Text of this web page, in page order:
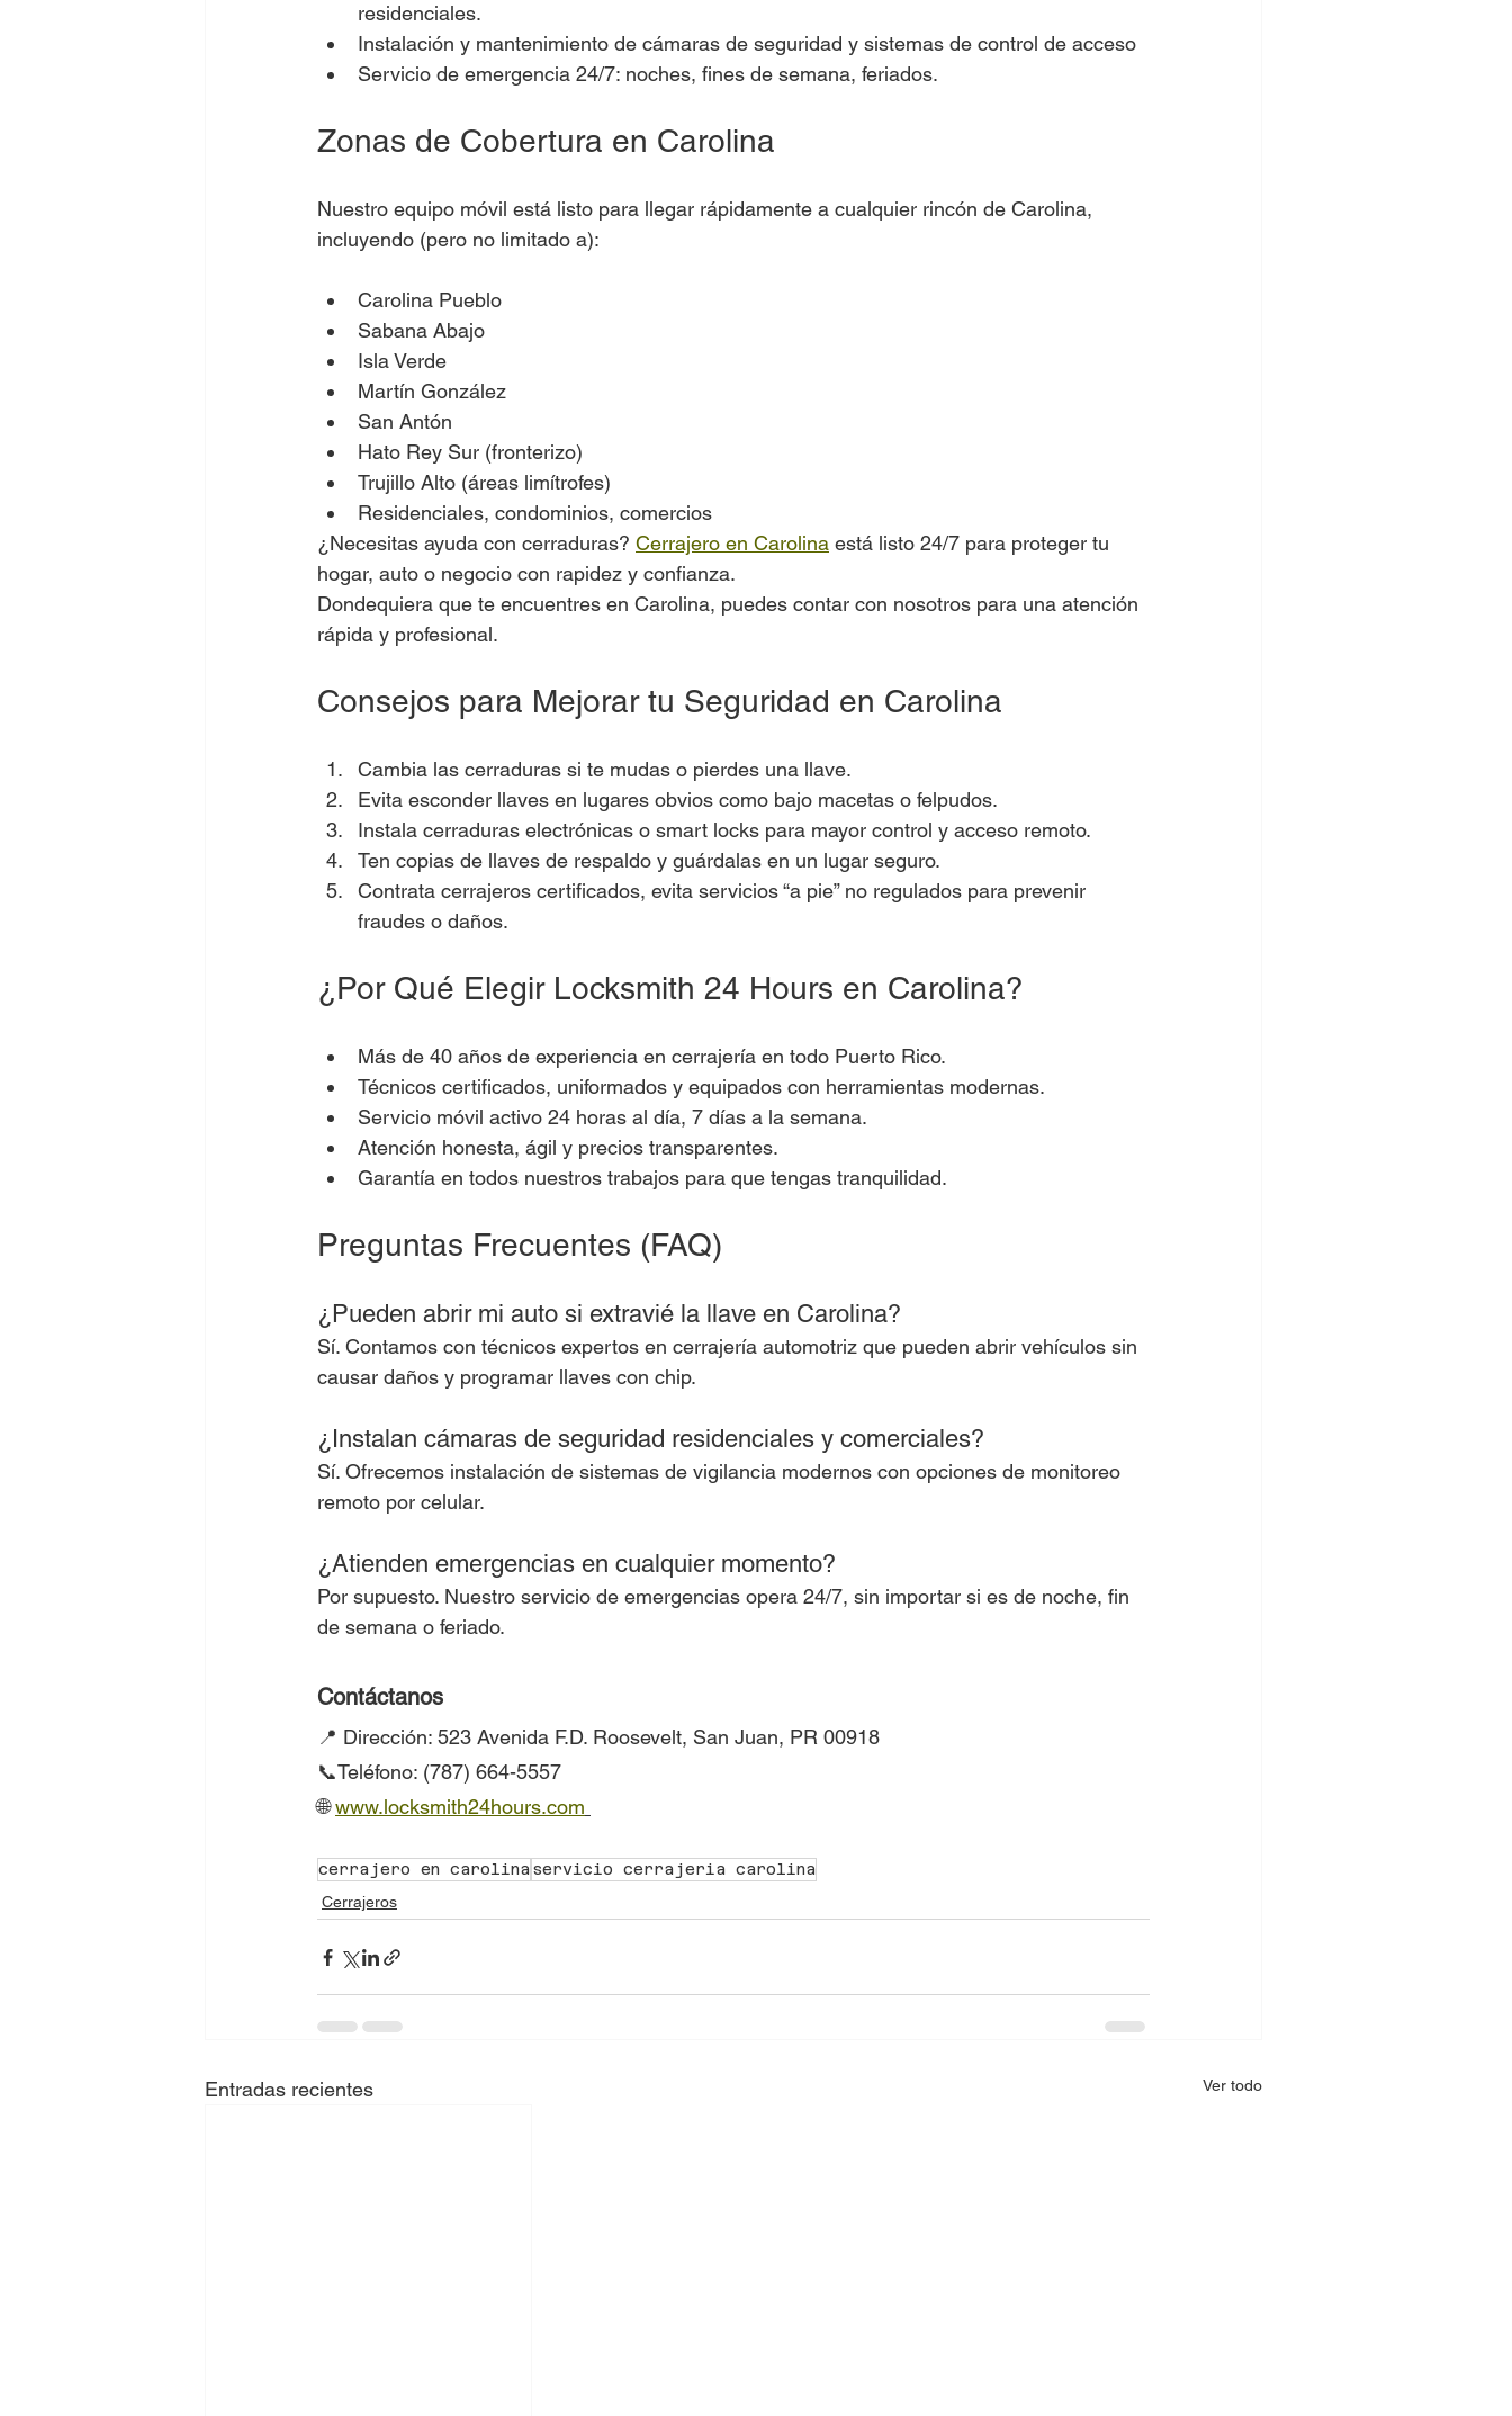
residenciales.
Instalación y mantenimiento de cámaras de seguridad y sistemas de control de acceso
Servicio de emergencia 24/7: noches, fines de semana, feriados.
Zonas de Cobertura en Carolina
Nuestro equipo móvil está listo para llegar rápidamente a cualquier rincón de Carolina,
incluyendo (pero no limitado a):
Carolina Pueblo
Sabana Abajo
Isla Verde
Martín González
San Antón
Hato Rey Sur (fronterizo)
Trujillo Alto (áreas limítrofes)
Residenciales, condominios, comercios
¿Necesitas ayuda con cerraduras? Cerrajero en Carolina está listo 24/7 para proteger tu
hogar, auto o negocio con rapidez y confianza.
Dondequiera que te encuentres en Carolina, puedes contar con nosotros para una atención
rápida y profesional.
Consejos para Mejorar tu Seguridad en Carolina
Cambia las cerraduras si te mudas o pierdes una llave.
Evita esconder llaves en lugares obvios como bajo macetas o felpudos.
Instala cerraduras electrónicas o smart locks para mayor control y acceso remoto.
Ten copias de llaves de respaldo y guárdalas en un lugar seguro.
Contrata cerrajeros certificados, evita servicios “a pie” no regulados para prevenir
fraudes o daños.
¿Por Qué Elegir Locksmith 24 Hours en Carolina?
Más de 40 años de experiencia en cerrajería en todo Puerto Rico.
Técnicos certificados, uniformados y equipados con herramientas modernas.
Servicio móvil activo 24 horas al día, 7 días a la semana.
Atención honesta, ágil y precios transparentes.
Garantía en todos nuestros trabajos para que tengas tranquilidad.
Preguntas Frecuentes (FAQ)
¿Pueden abrir mi auto si extravié la llave en Carolina?
Sí. Contamos con técnicos expertos en cerrajería automotriz que pueden abrir vehículos sin
causar daños y programar llaves con chip.
¿Instalan cámaras de seguridad residenciales y comerciales?
Sí. Ofrecemos instalación de sistemas de vigilancia modernos con opciones de monitoreo
remoto por celular.
¿Atienden emergencias en cualquier momento?
Por supuesto. Nuestro servicio de emergencias opera 24/7, sin importar si es de noche, fin
de semana o feriado.
Contáctanos
📍 Dirección: 523 Avenida F.D. Roosevelt, San Juan, PR 00918
📞Teléfono: (787) 664-5557
🌐 www.locksmith24hours.com
cerrajero en carolina servicio cerrajeria carolina
Cerrajeros
Entradas recientes Ver todo